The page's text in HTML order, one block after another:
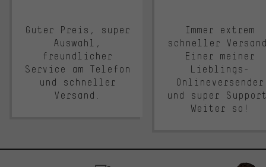
Guter Preis, super
Auswahl,
freundlicher
Service am Telefon
und schneller
Versand.
Immer extrem
schneller
Einer meiner
Lieblings-
Onlineversender
und super
Weiter so!